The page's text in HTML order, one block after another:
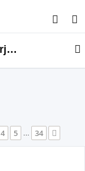
s
a
Neodgovorjeni prispevki
4 5 … 34